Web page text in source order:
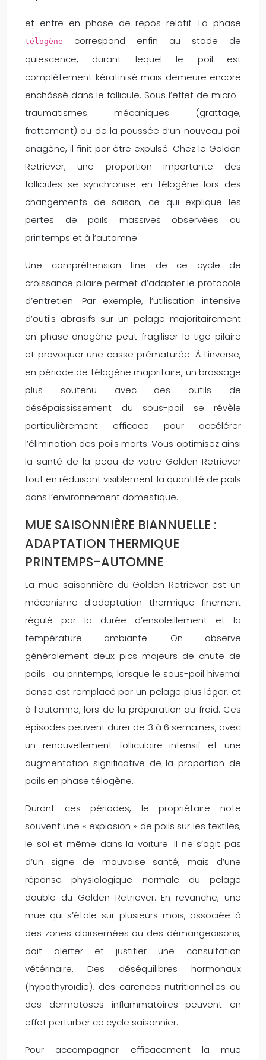
et entre en phase de repos relatif. La phase
télogène
correspond enfin au stade de
quiescence, durant lequel le poil est
complètement kératinisé mais demeure encore
enchâssé dans le follicule. Sous l’effet de micro-
traumatismes mécaniques (grattage,
frottement) ou de la poussée d’un nouveau poil
anagène, il finit par être expulsé. Chez le Golden
Retriever, une proportion importante des
follicules se synchronise en télogène lors des
changements de saison, ce qui explique les
pertes de poils massives observées au
printemps et à l’automne.
Une compréhension fine de ce cycle de
croissance pilaire permet d’adapter le protocole
d’entretien. Par exemple, l’utilisation intensive
d’outils abrasifs sur un pelage majoritairement
en phase anagène peut fragiliser la tige pilaire
et provoquer une casse prématurée. À l’inverse,
en période de télogène majoritaire, un brossage
plus soutenu avec des outils de
désépaississement du sous-poil se révèle
particulièrement efficace pour accélérer
l’élimination des poils morts. Vous optimisez ainsi
la santé de la peau de votre Golden Retriever
tout en réduisant visiblement la quantité de poils
dans l’environnement domestique.
MUE SAISONNIÈRE BIANNUELLE :
ADAPTATION THERMIQUE
PRINTEMPS-AUTOMNE
La mue saisonnière du Golden Retriever est un
mécanisme d’adaptation thermique finement
régulé par la durée d’ensoleillement et la
température ambiante. On observe
généralement deux pics majeurs de chute de
poils : au printemps, lorsque le sous-poil hivernal
dense est remplacé par un pelage plus léger, et
à l’automne, lors de la préparation au froid. Ces
épisodes peuvent durer de 3 à 6 semaines, avec
un renouvellement folliculaire intensif et une
augmentation significative de la proportion de
poils en phase télogène.
Durant ces périodes, le propriétaire note
souvent une « explosion » de poils sur les textiles,
le sol et même dans la voiture. Il ne s’agit pas
d’un signe de mauvaise santé, mais d’une
réponse physiologique normale du pelage
double du Golden Retriever. En revanche, une
mue qui s’étale sur plusieurs mois, associée à
des zones clairsemées ou des démangeaisons,
doit alerter et justifier une consultation
vétérinaire. Des déséquilibres hormonaux
(hypothyroïdie), des carences nutritionnelles ou
des dermatoses inflammatoires peuvent en
effet perturber ce cycle saisonnier.
Pour accompagner efficacement la mue